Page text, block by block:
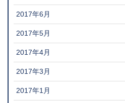
2017年6月
2017年5月
2017年4月
2017年3月
2017年1月